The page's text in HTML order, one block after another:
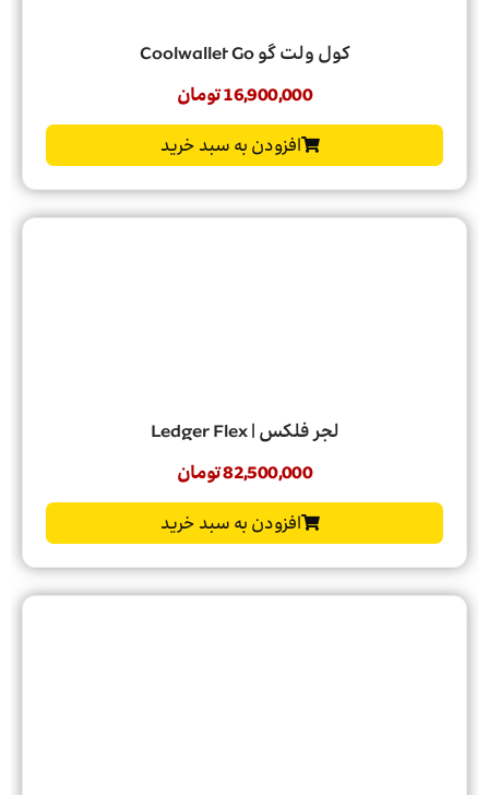
کول ولت گو Coolwallet Go
16,900,000تومان
افزودن به سبد خرید
لجر فلکس | Ledger Flex
82,500,000تومان
افزودن به سبد خرید